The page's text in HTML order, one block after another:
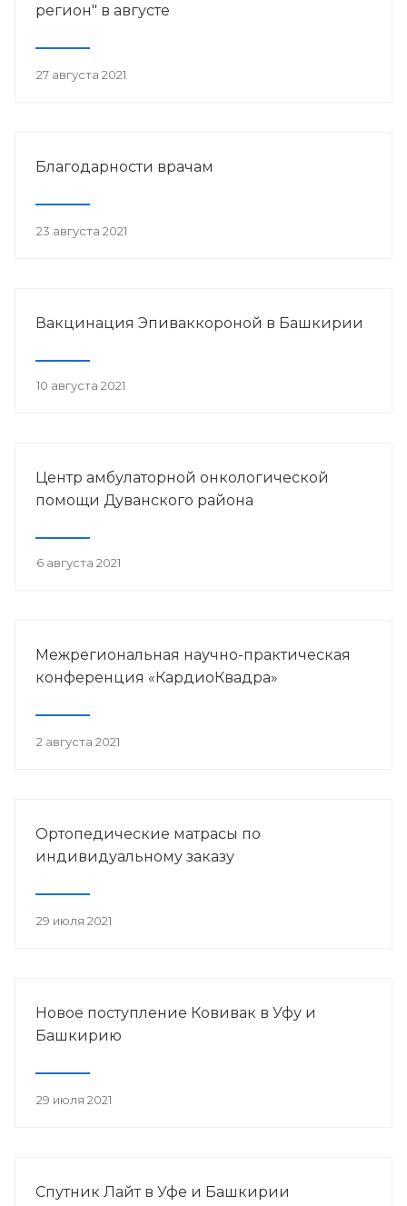
регион" в августе
27 августа 2021
Благодарности врачам
23 августа 2021
Вакцинация Эпиваккороной в Башкирии
10 августа 2021
Центр амбулаторной онкологической
помощи Дуванского района
6 августа 2021
Межрегиональная научно-практическая
конференция «КардиоКвадра»
2 августа 2021
Ортопедические матрасы по
индивидуальному заказу
29 июля 2021
Новое поступление Ковивак в Уфу и
Башкирию
29 июля 2021
Спутник Лайт в Уфе и Башкирии